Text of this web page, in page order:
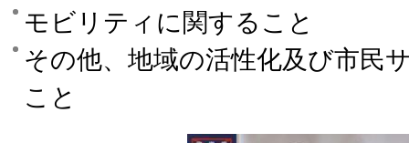
モビリティに関すること
その他、地域の活性化及び市民
こと